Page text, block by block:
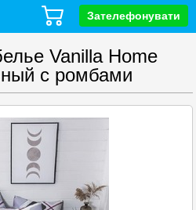
Зателефонувати
Vanilla Home
с ромбами